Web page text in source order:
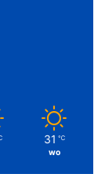
31 ℃
wo